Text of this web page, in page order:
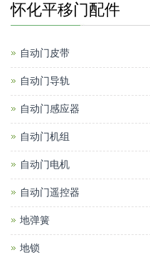
怀化平移门配件
自动门皮带
自动门导轨
自动门感应器
自动门机组
自动门电机
自动门遥控器
地弹簧
地锁